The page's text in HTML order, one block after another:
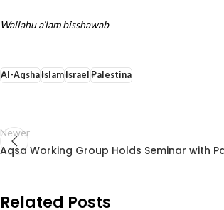
Wallahu a’lam bisshawab
Al-AqshaIslamIsrael Palestina
Newer
Aqsa Working Group Holds Seminar with
Related Posts